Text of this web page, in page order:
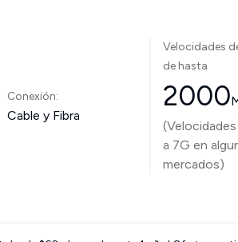
Conexión:
Cable y Fibra
Velocidades
de hasta
2000
a 7G en
mercados)